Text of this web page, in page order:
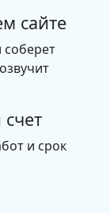
сайте
соберет
и срок